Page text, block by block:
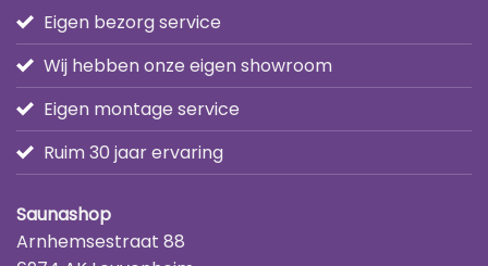
Eigen bezorg service
Wij hebben onze eigen showroom
Eigen montage service
Ruim 30 jaar ervaring
Saunashop
Arnhemsestraat 88